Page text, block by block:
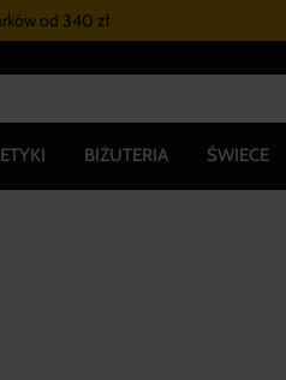
od 340 zł
BIŻUTERIA ŚWIECE